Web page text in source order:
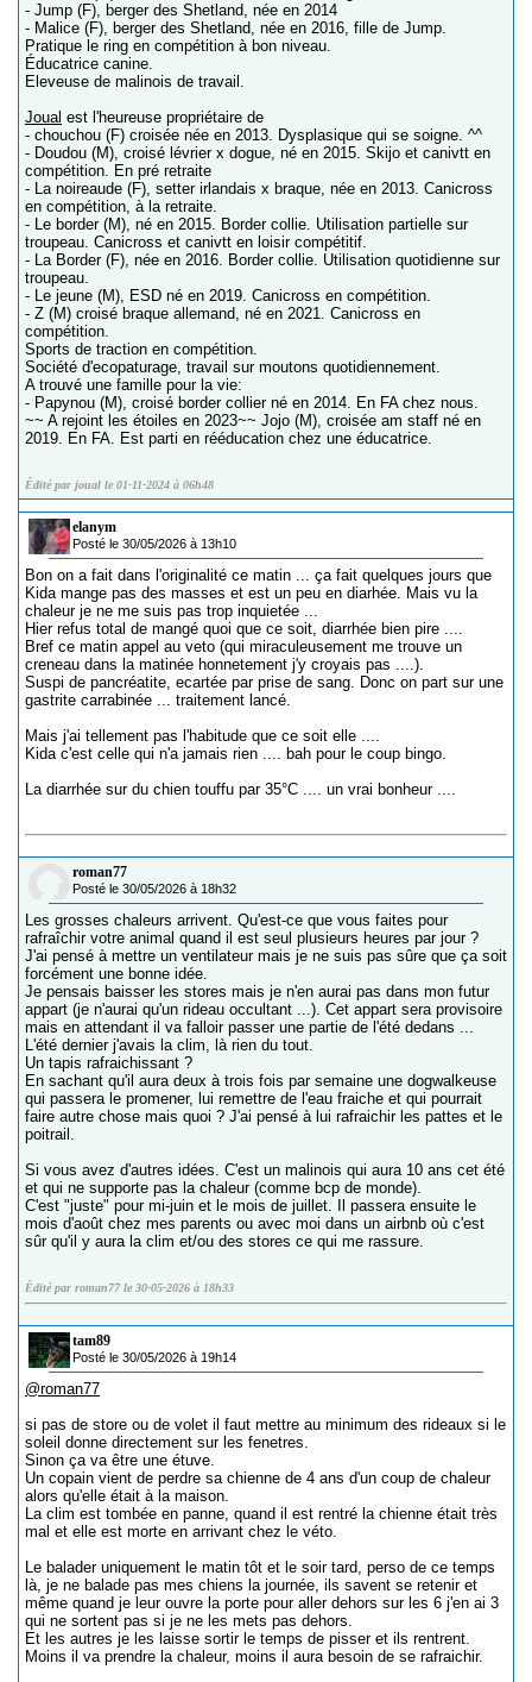
- Jump (F), berger des Shetland, née en 2014
- Malice (F), berger des Shetland, née en 2016, fille de Jump.
Pratique le ring en compétition à bon niveau.
Éducatrice canine.
Eleveuse de malinois de travail.
Joual est l'heureuse propriétaire de
- chouchou (F) croisée née en 2013. Dysplasique qui se soigne. ^^
- Doudou (M), croisé lévrier x dogue, né en 2015. Skijo et canivtt en
compétition. En pré retraite
- La noireaude (F), setter irlandais x braque, née en 2013. Canicross
en compétition, à la retraite.
- Le border (M), né en 2015. Border collie. Utilisation partielle sur
troupeau. Canicross et canivtt en loisir compétitif.
- La Border (F), née en 2016. Border collie. Utilisation quotidienne sur
troupeau.
- Le jeune (M), ESD né en 2019. Canicross en compétition.
- Z (M) croisé braque allemand, né en 2021. Canicross en
compétition.
Sports de traction en compétition.
Société d'ecopaturage, travail sur moutons quotidiennement.
A trouvé une famille pour la vie:
- Papynou (M), croisé border collier né en 2014. En FA chez nous.
~~ A rejoint les étoiles en 2023~~ Jojo (M), croisée am staff né en
2019. En FA. Est parti en rééducation chez une éducatrice.
Édité par joual le 01-11-2024 à 06h48
elanym
Posté le 30/05/2026 à 13h10
Bon on a fait dans l'originalité ce matin ... ça fait quelques jours que
Kida mange pas des masses et est un peu en diarhée. Mais vu la
chaleur je ne me suis pas trop inquietée ...
Hier refus total de mangé quoi que ce soit, diarrhée bien pire ....
Bref ce matin appel au veto (qui miraculeusement me trouve un
creneau dans la matinée honnetement j'y croyais pas ....).
Suspi de pancréatite, ecartée par prise de sang. Donc on part sur une
gastrite carrabinée ... traitement lancé.
Mais j'ai tellement pas l'habitude que ce soit elle ....
Kida c'est celle qui n'a jamais rien .... bah pour le coup bingo.
La diarrhée sur du chien touffu par 35°C .... un vrai bonheur ....
roman77
Posté le 30/05/2026 à 18h32
Les grosses chaleurs arrivent. Qu'est-ce que vous faites pour
rafraîchir votre animal quand il est seul plusieurs heures par jour ?
J'ai pensé à mettre un ventilateur mais je ne suis pas sûre que ça soit
forcément une bonne idée.
Je pensais baisser les stores mais je n'en aurai pas dans mon futur
appart (je n'aurai qu'un rideau occultant ...). Cet appart sera provisoire
mais en attendant il va falloir passer une partie de l'été dedans ...
L'été dernier j'avais la clim, là rien du tout.
Un tapis rafraichissant ?
En sachant qu'il aura deux à trois fois par semaine une dogwalkeuse
qui passera le promener, lui remettre de l'eau fraiche et qui pourrait
faire autre chose mais quoi ? J'ai pensé à lui rafraichir les pattes et le
poitrail.
Si vous avez d'autres idées. C'est un malinois qui aura 10 ans cet été
et qui ne supporte pas la chaleur (comme bcp de monde).
C'est "juste" pour mi-juin et le mois de juillet. Il passera ensuite le
mois d'août chez mes parents ou avec moi dans un airbnb où c'est
sûr qu'il y aura la clim et/ou des stores ce qui me rassure.
Édité par roman77 le 30-05-2026 à 18h33
tam89
Posté le 30/05/2026 à 19h14
@roman77
si pas de store ou de volet il faut mettre au minimum des rideaux si le
soleil donne directement sur les fenetres.
Sinon ça va être une étuve.
Un copain vient de perdre sa chienne de 4 ans d'un coup de chaleur
alors qu'elle était à la maison.
La clim est tombée en panne, quand il est rentré la chienne était très
mal et elle est morte en arrivant chez le véto.
Le balader uniquement le matin tôt et le soir tard, perso de ce temps
là, je ne balade pas mes chiens la journée, ils savent se retenir et
même quand je leur ouvre la porte pour aller dehors sur les 6 j'en ai 3
qui ne sortent pas si je ne les mets pas dehors.
Et les autres je les laisse sortir le temps de pisser et ils rentrent.
Moins il va prendre la chaleur, moins il aura besoin de se rafraichir.